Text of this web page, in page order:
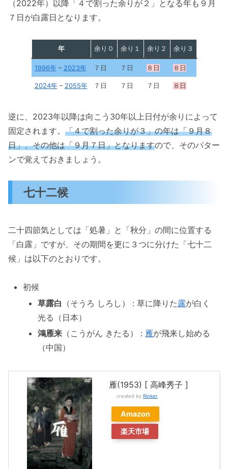
（2022年）以降「４で割った余りが２」となる年も９月
７日が白露日となります。
年 余り０ 余り１ 余り２ 余り３
1996年– 2023年 ７日 ７日 ８日 ８日
2024年– 2055年 ７日 ７日 ７日 ８日
逆に、2023年以降は向こう30年以上日付が余りによって
固定されます。 「４で割った余りが３」の年は「９月８
日」、その他は「９月７日」となりますので、そのパター
ンで覚えておきましょう。
七十二候
二十四節気としては「処暑」と「秋分」の間に位置する
「白露」ですが、その期間を更に３つに分けた「七十二
候」は以下のとおりです。
初候
草露白 （そうろ しろし） : 草に降りた露が白く
光る（日本）
鴻雁来 （こうがん きたる） : 雁が飛来し始める
（中国）
雁(1953) [ 高峰秀子 ]
created by Rinker
Amazon
楽天市場